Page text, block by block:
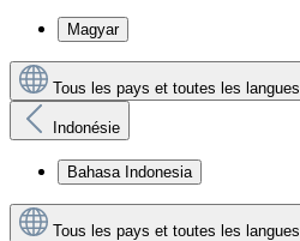
Magyar
Tous les pays et toutes les langues
Indonésie
Bahasa Indonesia
Tous les pays et toutes les langues